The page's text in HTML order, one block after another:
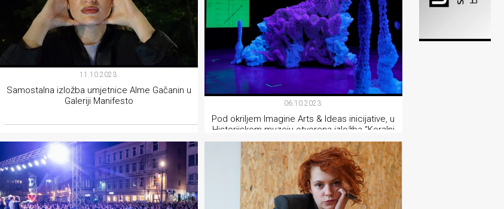
11.10.2023.
Samostalna izložba umjetnice Alme Gačanin u
Galeriji Manifesto
06.10.2023.
Pod okriljem Imagine Arts & Ideas inicijative, u
Historijskom muzeju otvorena izložba “Koralni
greben. Regenerativni dizajn”
KULTURA